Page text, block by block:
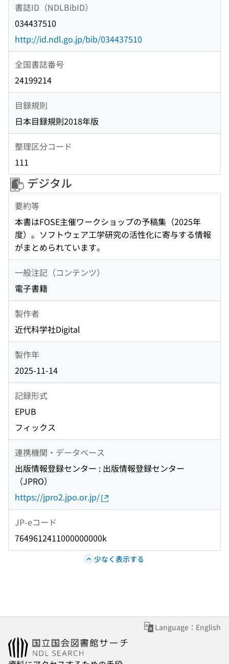
書誌ID（NDLBibID）
034437510
http://id.ndl.go.jp/bib/034437510
全国書誌番号
24199214
目録規則
日本目録規則2018年版
整理区分コード
111
デジタル
要約等
本書はFOSE主催ワークショップの予稿集（2025年
度）。ソフトウェア工学研究の活性化に寄与する情報
がまとめられています。
一般注記（コンテンツ）
電子書籍
製作者
近代科学社Digital
製作年
2025-11-14
記録形式
EPUB
フィックス
連携機関・データベース
出版情報登録センター : 出版情報登録センター
（JPRO）
https://jpro2.jpo.or.jp/
JP-eコード
7649612411000000000k
少なく表示する
Language：English